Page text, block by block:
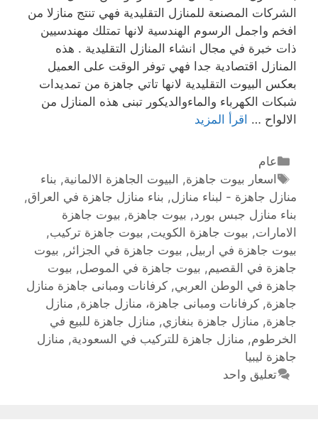
الشركات المصنعة للمنازل التقليدية فهي تنتج منازلا من
افخم واجمل الرسوم الهندسية لانها تمتلك مهندسيين
ذات خبرة في مجال انشاء المنازل التقليدية . هذه
المنازل اقتصادية جدا فهي توفر الوقت على العميل
بعكس البيوت التقليدية لانها تاتي جاهزة من تمديدات
شبكات الكهرباء والماءوالديكور تبنى هذه المنازل من
الالواح … اقرأ المزيد
عام
اسعار بيوت جاهزة, البيوت الجاهزة الالمانية, بناء
منازل جاهزة - لبناء منازل , بناء منازل جاهزة في العراق,
بناء منازل جبس بورد, بيوت جاهزة, بيوت جاهزة
الامارات, بيوت جاهزة الكويت, بيوت جاهزة تركيب,
بيوت جاهزة في اربيل , بيوت جاهزة في الجزائر, بيوت
جاهزة في القصيم, بيوت جاهزة في الموصل , بيوت
جاهزة في الوطن العربي , كرفانات ومبانى جاهزة منازل
جاهزة, كرفانات ومبانى جاهزة، منازل جاهزة, منازل
جاهزة, منازل جاهزة بنغازي, منازل جاهزة للبيع في
الخرطوم, منازل جاهزة للتركيب في السعودية, منازل
جاهزة ليبيا
تعليق واحد